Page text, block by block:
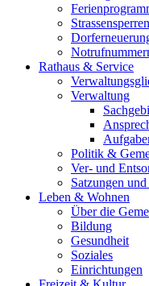
Strassensperren
Rathaus & Service
Verwaltung
Politik &
Ver- und
Satzungen
Leben & Wohnen
Über die
Bildung
Gesundheit
Soziales
Einrichtungen